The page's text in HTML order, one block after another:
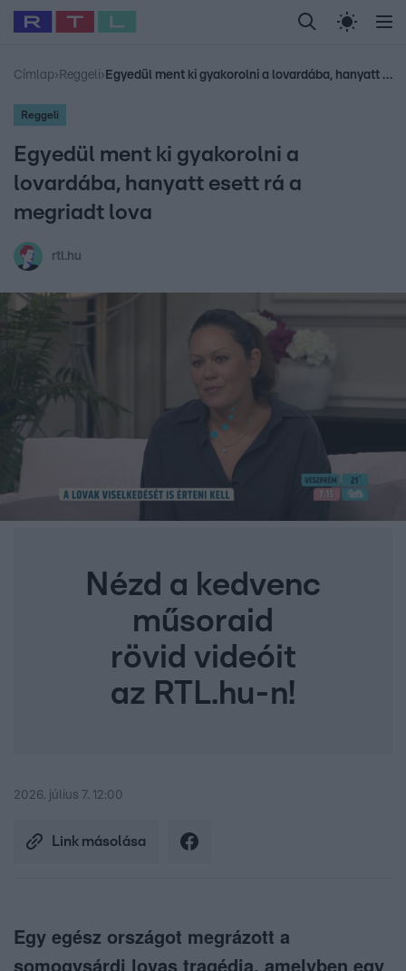
Legfrissebb RTL Híradó Randi Celeb vagyok,
Babits Marcella Most Wanted Gallusz
Címlap› Reggeli› Egyedül ment ki gyakorolni a lovardába, hanyatt esett rá a megriadt lova
Reggeli
Egyedül ment ki gyakorolni a
lovardába, hanyatt esett rá a
megriadt lova
rtl.hu
Nézd a kedvenc
műsoraid
rövid videóit
az RTL.hu-n!
2026. július 7. 12:00
Link másolása
Egy egész országot megrázott a
somogysárdi lovas tragédia, amelyben egy